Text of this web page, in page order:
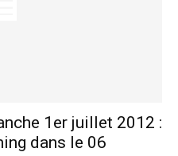
1er juillet 2012 :
dans le 06